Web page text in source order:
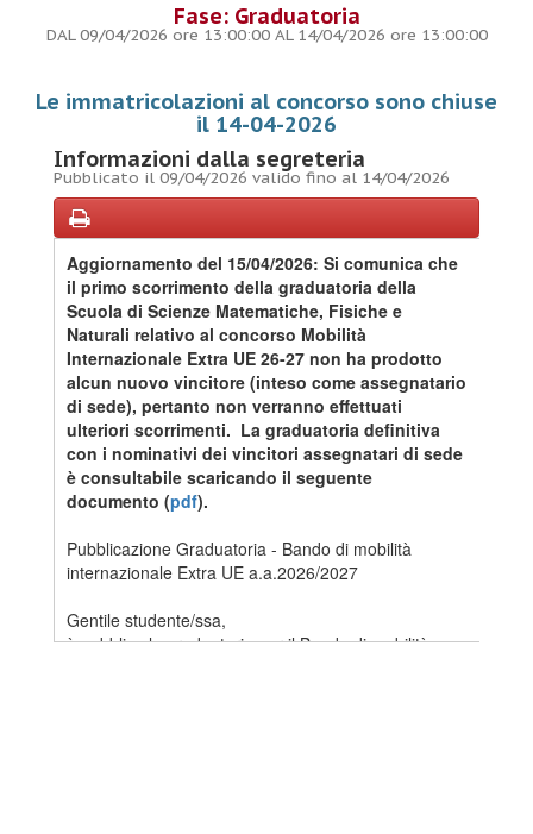
Fase: Graduatoria
DAL 09/04/2026 ore 13:00:00 AL 14/04/2026 ore 13:00:00
Le immatricolazioni al concorso sono chiuse
il 14-04-2026
Informazioni dalla segreteria
Pubblicato il 09/04/2026 valido fino al 14/04/2026
Aggiornamento del 15/04/2026: Si comunica che
il primo scorrimento della graduatoria della
Scuola di Scienze Matematiche, Fisiche e
Naturali relativo al concorso Mobilità
Internazionale Extra UE 26-27 non ha prodotto
alcun nuovo vincitore (inteso come assegnatario
di sede), pertanto non verranno effettuati
ulteriori scorrimenti. La graduatoria definitiva
con i nominativi dei vincitori assegnatari di sede
è consultabile scaricando il seguente
documento (pdf).
Pubblicazione Graduatoria - Bando di mobilità
internazionale Extra UE a.a.2026/2027
Gentile studente/ssa,
è pubblica la graduatoria per il Bando di mobilità